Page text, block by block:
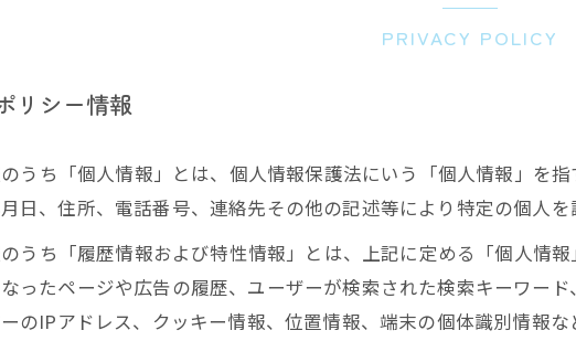
PRIVACY POLICY
リシー情報
うち「個人情報」とは、個人情報保護法にいう「個人情報」を
日、住所、電話番号、連絡先その他の記述等により特定の個人を
うち「履歴情報および特性情報」とは、上記に定める「個人情
ったページや広告の履歴、ユーザーが検索された検索キーワー
のIPアドレス、クッキー情報、位置情報、端末の個体識別情報な